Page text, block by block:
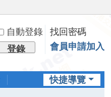
自動登錄
找回密碼
登錄 會員申請加入
快捷導覽